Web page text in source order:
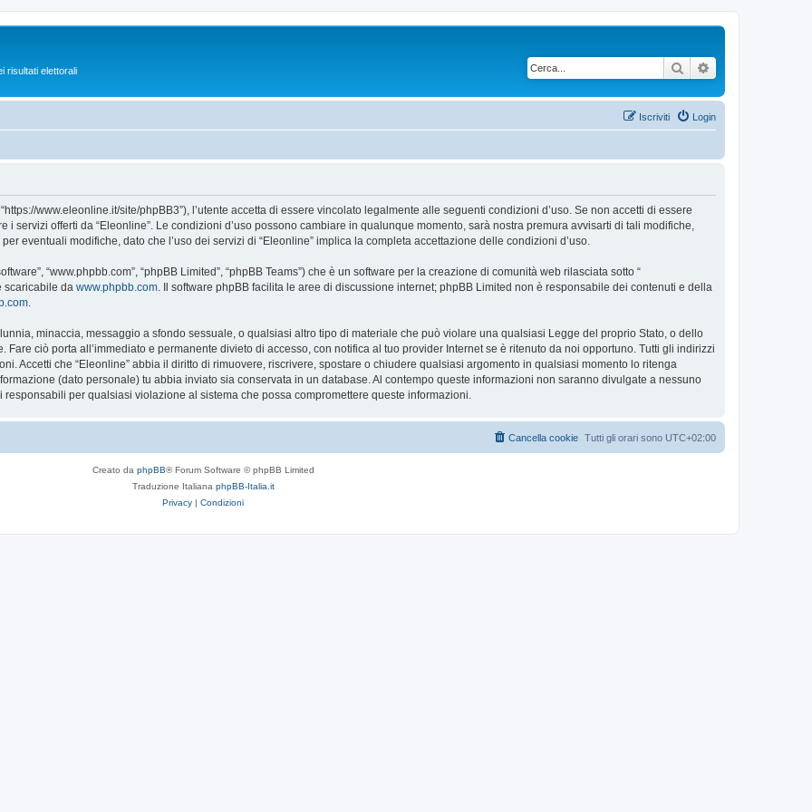
risultati elettorali Cerca
Login
Iscriviti
www.eleonline.it/site/phpBB3”), l’utente accetta di essere vincolato legalmente alle seguenti condizioni d’uso. Se non accetti di essere
servizi offerti da “Eleonline”. Le condizioni d’uso possono cambiare in qualunque momento, sarà nostra premura avvisarti di tali modifiche,
eventuali modifiche, dato che l’uso dei servizi di “Eleonline” implica la completa accettazione delle condizioni d’uso.
“www.phpbb.com”, “phpBB Limited”, “phpBB Teams”) che è un software per la creazione di comunità web rilasciata sotto “
scaricabile da www.phpbb.com . Il software phpBB facilita le aree di discussione internet; phpBB Limited non è responsabile dei contenuti e della
minaccia, messaggio a sfondo sessuale, o qualsiasi altro tipo di materiale che può violare una qualsiasi Legge del proprio Stato, o dello
Fare ciò porta all’immediato e permanente divieto di accesso, con notifica al tuo provider Internet se è ritenuto da noi opportuno. Tutti gli indirizzi
Accetti che “Eleonline” abbia il diritto di rimuovere, riscrivere, spostare o chiudere qualsiasi argomento in qualsiasi momento lo ritenga
(dato personale) tu abbia inviato sia conservata in un database. Al contempo queste informazioni non saranno divulgate a nessuno
per qualsiasi violazione al sistema che possa compromettere queste informazioni.
Tutti gli orari sono UTC+02:00
Cancella cookie
Creato da phpBB® Forum Software © phpBB Limited
Traduzione Italiana phpBB-Italia.it
Privacy | Condizioni